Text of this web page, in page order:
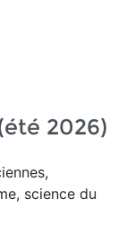
2026)
science du